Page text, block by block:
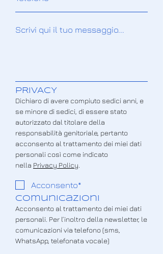
PRIVACY
Dichiaro di avere compiuto sedici anni, e
se minore di sedici, di essere stato
autorizzato dal titolare della
responsabilità genitoriale, pertanto
acconsento al trattamento dei miei dati
personali così come indicato
nella Privacy Policy
Acconsento*
COmunicazioni
Acconsento al trattamento dei miei dati
personali. Per l’inoltro della newsletter, le
comunicazioni via telefono (sms,
WhatsApp, telefonata vocale)